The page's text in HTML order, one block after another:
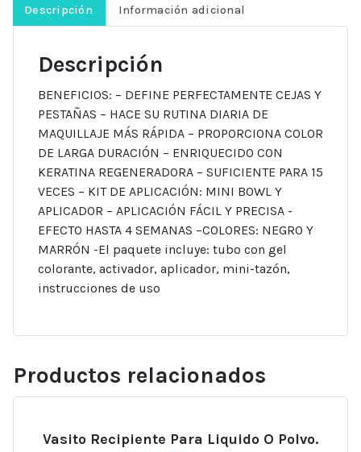
pestañas
Venita.
Descripción Información adicional
Descripción
BENEFICIOS: – DEFINE PERFECTAMENTE CEJAS Y
PESTAÑAS – HACE SU RUTINA DIARIA DE
MAQUILLAJE MÁS RÁPIDA – PROPORCIONA COLOR
DE LARGA DURACIÓN – ENRIQUECIDO CON
KERATINA REGENERADORA – SUFICIENTE PARA 15
VECES – KIT DE APLICACIÓN: MINI BOWL Y
APLICADOR – APLICACIÓN FÁCIL Y PRECISA -
EFECTO HASTA 4 SEMANAS –COLORES: NEGRO Y
MARRÓN -El paquete incluye: tubo con gel
colorante, activador, aplicador, mini-tazón,
instrucciones de uso
Productos relacionados
Vasito Recipiente Para Liquido O Polvo.